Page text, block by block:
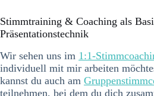
Stimmtraining & Coaching als
Präsentationstechnik
Wir sehen uns im 1:1-
individuell mit mir arbeiten
kannst du auch am
teilnehmen, bei dem du dich